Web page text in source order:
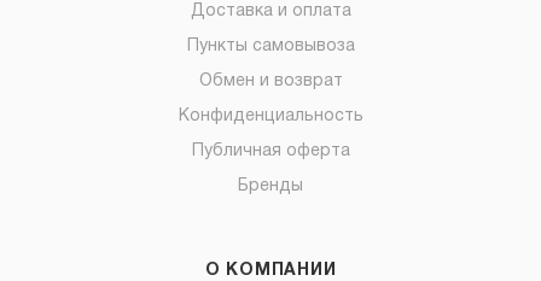
Доставка и оплата
Пункты самовывоза
Обмен и возврат
Конфиденциальность
Публичная оферта
Бренды
О КОМПАНИИ